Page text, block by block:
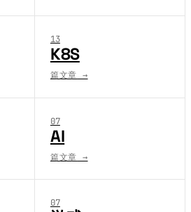
13
K8S
篇文章 →
07
AI
篇文章 →
07